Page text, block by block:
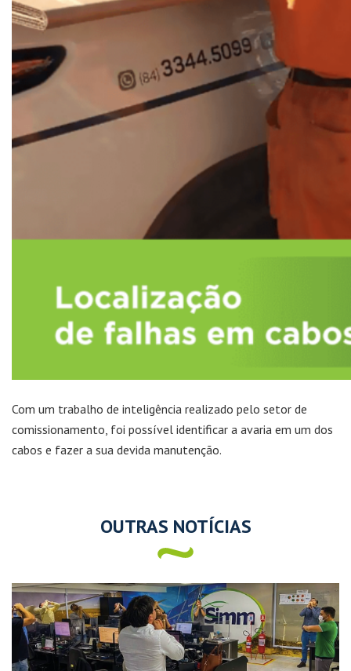
Com um trabalho de inteligência realizado pelo setor de
comissionamento, foi possível identificar a avaria em um dos
cabos e fazer a sua devida manutenção.
OUTRAS NOTÍCIAS